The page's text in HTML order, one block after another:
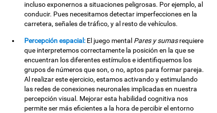
incluso exponernos a situaciones peligrosas. Por ejemplo, al
conducir. Pues necesitamos detectar imperfecciones en la
carretera, señales de tráfico, y al resto de vehículos.
Percepción espacial: El juego mental Pares y sumasrequiere
que interpretemos correctamente la posición en la que se
encuentran los diferentes estímulos e identifiquemos los
grupos de números que son, o no, aptos para formar pareja.
Al realizar este ejercicio, estamos activando y estimulando
las redes de conexiones neuronales implicadas en nuestra
percepción visual. Mejorar esta habilidad cognitiva nos
permite ser más eficientes a la hora de percibir el entorno